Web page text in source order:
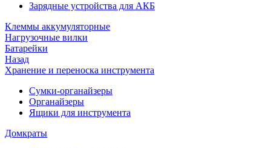
Зарядные устройства для АКБ
Клеммы аккумуляторные
Нагрузочные вилки
Батарейки
Назад
Хранение и переноска инструмента
Сумки-органайзеры
Органайзеры
Ящики для инструмента
Домкраты